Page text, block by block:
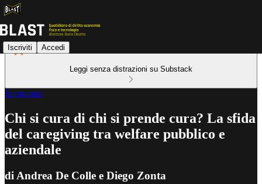
Iscriviti Accedi
Leggi senza distrazioni su Substack
Economia
Chi si cura di chi si prende cura? La sfida
del caregiving tra welfare pubblico e
aziendale
di Andrea De Colle e Diego Zonta